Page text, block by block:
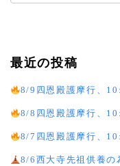
索:
最近の投稿
8/9四恩殿護摩行、
8/8四恩殿護摩行、
8/7四恩殿護摩行、
8/6西大寺先祖供養の